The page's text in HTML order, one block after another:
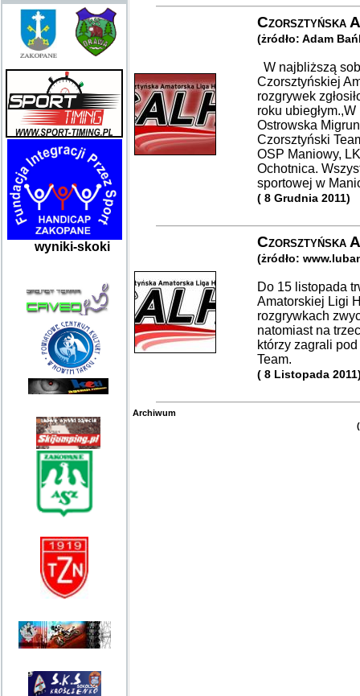
wyniki-skoki
Czorsztyńska
(żródło: Adam
W najbliższą
Czorsztyńskiej
rozgrywek
roku
Ostrowska
Czorsztyński
OSP Maniowy,
Ochotnica.
sportowej w
( 8 Grudnia 2011)
Czorsztyńska
(żródło:
Do 15 listopada
Amatorskiej Ligi
rozgrywkach
natomiast na
którzy zagrali
Team.
( 8 Listopada
Archiwum